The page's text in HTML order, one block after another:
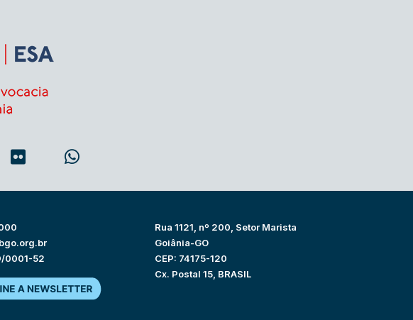
0001-52
Rua 1121, nº 200, Setor Marista
Goiânia-GO
CEP: 74175-120
Cx. Postal 15, BRASIL